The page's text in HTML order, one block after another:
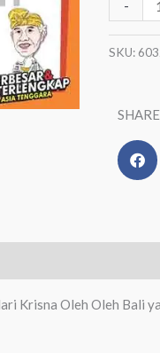
-
SKU:
Krisna Oleh Oleh Bali